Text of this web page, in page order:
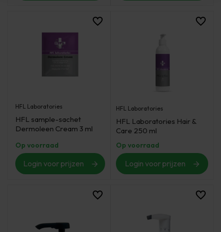
HFL Laboratories
HFL sample-sachet
Dermoleen Cream 3 ml
Op voorraad
Login voor prijzen
HFL Laboratories
HFL Laboratories Hair &
Care 250 ml
Op voorraad
Login voor prijzen